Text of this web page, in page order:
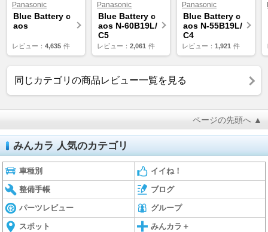
Panasonic
Blue Battery c
aos
レビュー： 4,635 件
Panasonic
Blue Battery c
aos N-60B19L/
C5
レビュー： 2,061 件
Panasonic
Blue Battery c
aos N-55B19L/
C4
レビュー： 1,921 件
同じカテゴリの商品レビュー一覧を見る
ページの先頭へ ▲
みんカラ 人気のカテゴリ
車種別 イイね！
整備手帳 ブログ
パーツレビュー グループ
スポット みんカラ＋